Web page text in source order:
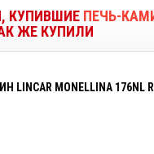
КУПИВШИЕ ПЕЧЬ-
ЖЕ КУПИЛИ
LINCAR MONELLINA 176NL